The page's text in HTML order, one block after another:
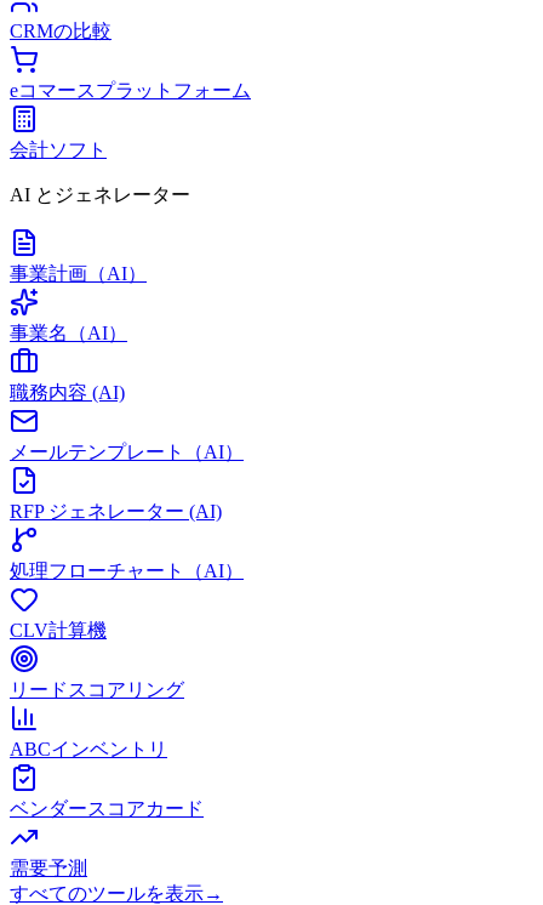
CRMの比較
eコマースプラットフォーム
会計ソフト
AI とジェネレーター
事業計画（AI）
事業名（AI）
職務内容 (AI)
メールテンプレート（AI）
RFP ジェネレーター (AI)
処理フローチャート（AI）
CLV計算機
リードスコアリング
ABCインベントリ
ベンダースコアカード
需要予測
すべてのツールを表示→